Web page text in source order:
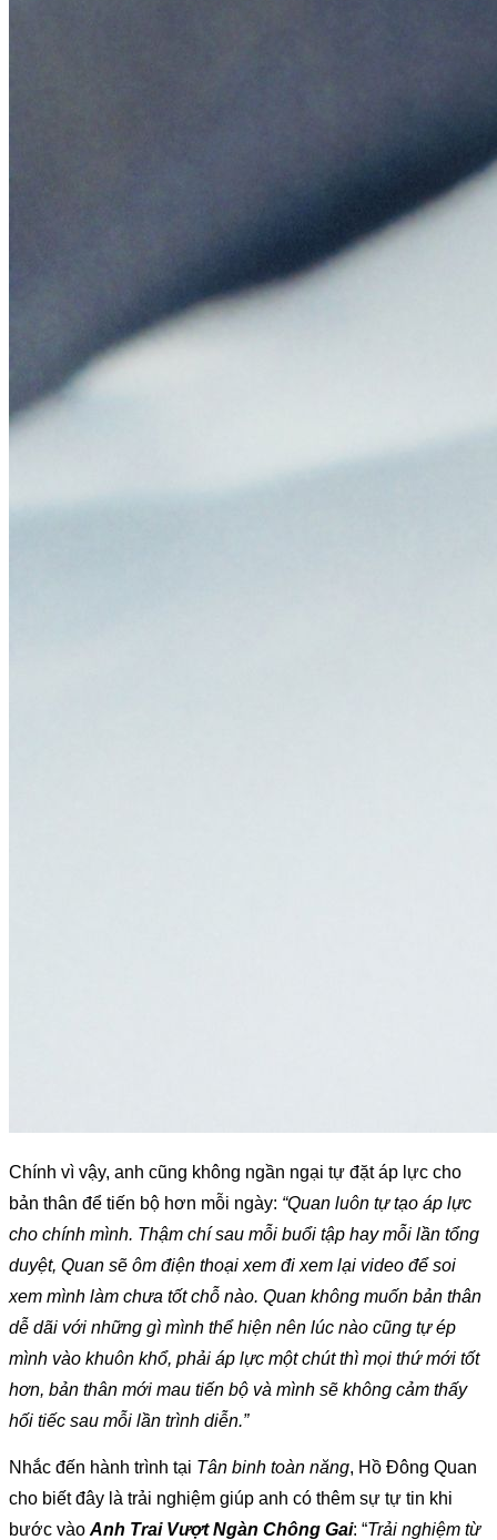
Chính vì vậy, anh cũng không ngần ngại tự đặt áp lực cho
bản thân để tiến bộ hơn mỗi ngày: “Quan luôn tự tạo áp lực
cho chính mình. Thậm chí sau mỗi buổi tập hay mỗi lần tổng
duyệt, Quan sẽ ôm điện thoại xem đi xem lại video để soi
xem mình làm chưa tốt chỗ nào. Quan không muốn bản thân
dễ dãi với những gì mình thể hiện nên lúc nào cũng tự ép
mình vào khuôn khổ, phải áp lực một chút thì mọi thứ mới tốt
hơn, bản thân mới mau tiến bộ và mình sẽ không cảm thấy
hối tiếc sau mỗi lần trình diễn.”
Nhắc đến hành trình tại Tân binh toàn năng, Hồ Đông Quan
cho biết đây là trải nghiệm giúp anh có thêm sự tự tin khi
bước vào Anh Trai Vượt Ngàn Chông Gai: “Trải nghiệm từ